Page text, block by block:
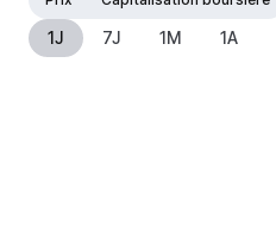
1J 7J 1M 1A